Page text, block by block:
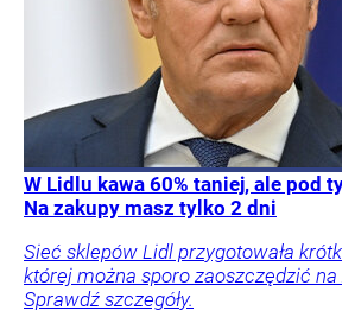
W Lidlu kawa 60% taniej, ale pod
Na zakupy masz tylko 2 dni
Sieć sklepów Lidl przygotowała
której można sporo zaoszczędzić na
Sprawdź szczegóły.